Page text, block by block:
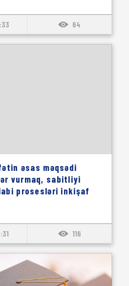
64
əsas məqsədi
vurmaq, sabitliyi
prosesləri inkişaf
116